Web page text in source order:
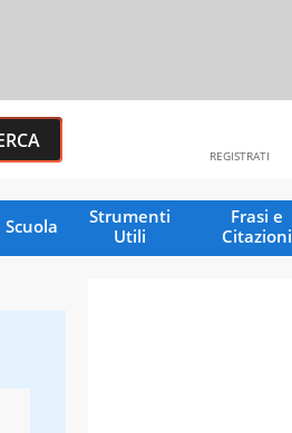
REGISTRATI
Scuola
Strumenti
Utili
Frasi e
Citazioni